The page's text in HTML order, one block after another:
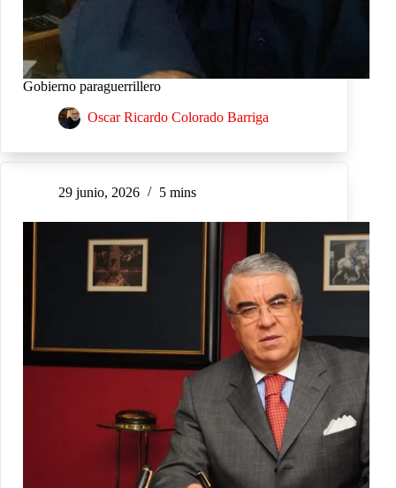
Gobierno paraguerrillero
Oscar Ricardo Colorado Barriga
29 junio, 2026 5 mins